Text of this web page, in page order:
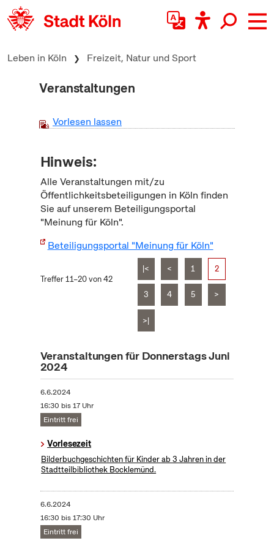
zum Inhalt springen
Leben in Köln Freizeit, Natur und Sport
Veranstaltungen
Vorlesen lassen
Hinweis:
Alle Veranstaltungen mit/zu
Öffentlichkeitsbeteiligungen in Köln finden
Sie auf unserem Beteiligungsportal
"Meinung für Köln".
Beteiligungsportal "Meinung für Köln"
Treffer 11–20 von 42
|< < 1 2
3 4 5 >
>|
Veranstaltungen für Donnerstags Juni
2024
6.6.2024
16:30 bis 17 Uhr
Eintritt frei
Vorlesezeit
Bilderbuchgeschichten für Kinder ab 3 Jahren in der
Stadtteilbibliothek Bocklemünd.
6.6.2024
16:30 bis 17:30 Uhr
Eintritt frei